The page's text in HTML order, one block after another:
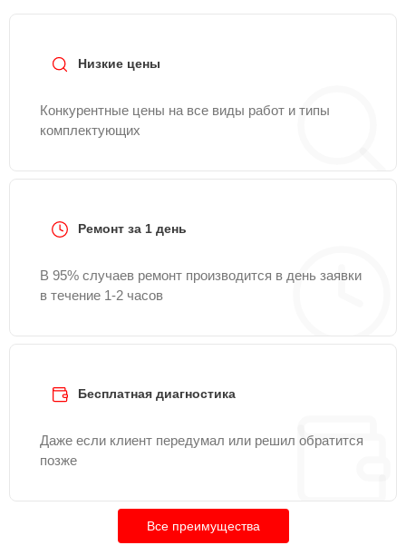
Низкие цены
Конкурентные цены на все виды работ и типы
комплектующих
Ремонт за 1 день
В 95% случаев ремонт производится в день заявки
в течение 1-2 часов
Бесплатная диагностика
Даже если клиент передумал или решил обратится
позже
Все преимущества